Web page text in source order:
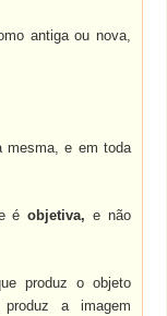
antiga ou nova,
mesma, e em toda
éobjetiva, e não
produz o objeto
a imagem